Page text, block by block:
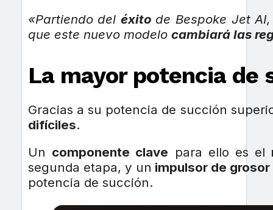
«Partiendo del éxito de Bespoke Jet
que este nuevo modelo cambiará las
La mayor potencia de
Gracias a su potencia de succión
difíciles.
Un componente clave para ello es el
segunda etapa, y un impulsor de
potencia de succión.